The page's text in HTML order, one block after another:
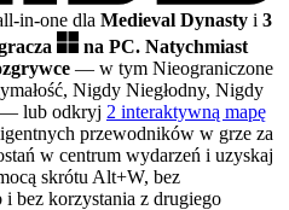
in-one dla Medieval Dynasty i 3
na PC. Natychmiast
— w tym Nieograniczone
Nigdy Niegłodny, Nigdy
— lub odkryj 2 interaktywną mapę
przewodników w grze za
w centrum wydarzeń i uzyskaj
skrótu Alt+W, bez
bez korzystania z drugiego